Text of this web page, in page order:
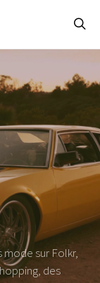
sur Folkr,
des